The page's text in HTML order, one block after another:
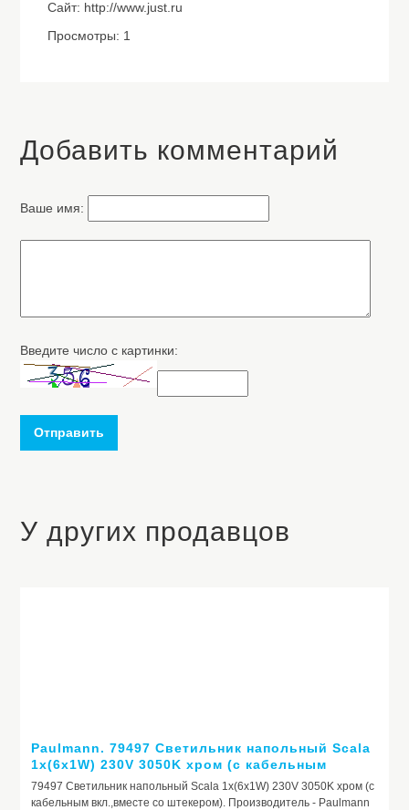
Сайт: http://www.just.ru
Просмотры: 1
Добавить комментарий
Ваше имя:
Введите число с картинки:
Отправить
У других продавцов
Paulmann. 79497 Cветильник напольный Scala
1x(6x1W) 230V 3050K хром (с кабельным
вкл.,вместе со штекером)
79497 Cветильник напольный Scala 1x(6x1W) 230V 3050K хром (с
кабельным вкл.,вместе со штекером). Производитель - Paulmann